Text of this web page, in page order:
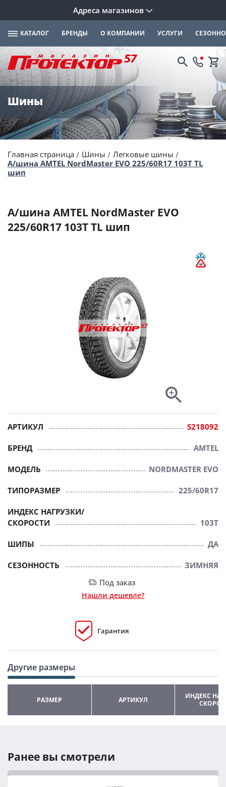
Адреса магазинов
КАТАЛОГ БРЕНДЫ О КОМПАНИИ УСЛУГИ
Шины
Главная страница Шины
Легковые шины
А/шина AMTEL NordMaster EVO 225/60R17 103T TL
шип
А/шина AMTEL NordMaster EVO
225/60R17 103T TL шип
АРТИКУЛ S218092
БРЕНД AMTEL
МОДЕЛЬ NORDMASTER EVO
ТИПОРАЗМЕР 225/60R17
ИНДЕКС НАГРУЗКИ/
СКОРОСТИ
103T
ШИПЫ ДА
СЕЗОННОСТЬ
ЗИМНЯЯ
Под заказ
Нашли дешевле?
Гарантия
Другие размеры
РАЗМЕР АРТИКУЛ
ИНДЕКС
Ранее вы смотрели